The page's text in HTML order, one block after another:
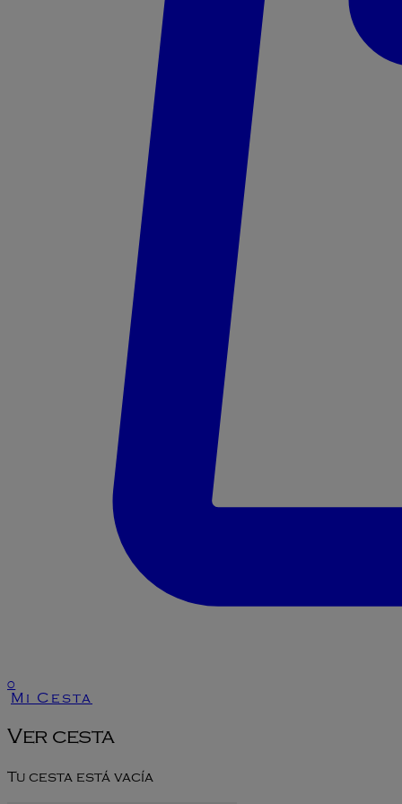
0
Mi Cesta
Ver cesta
Tu cesta está vacía